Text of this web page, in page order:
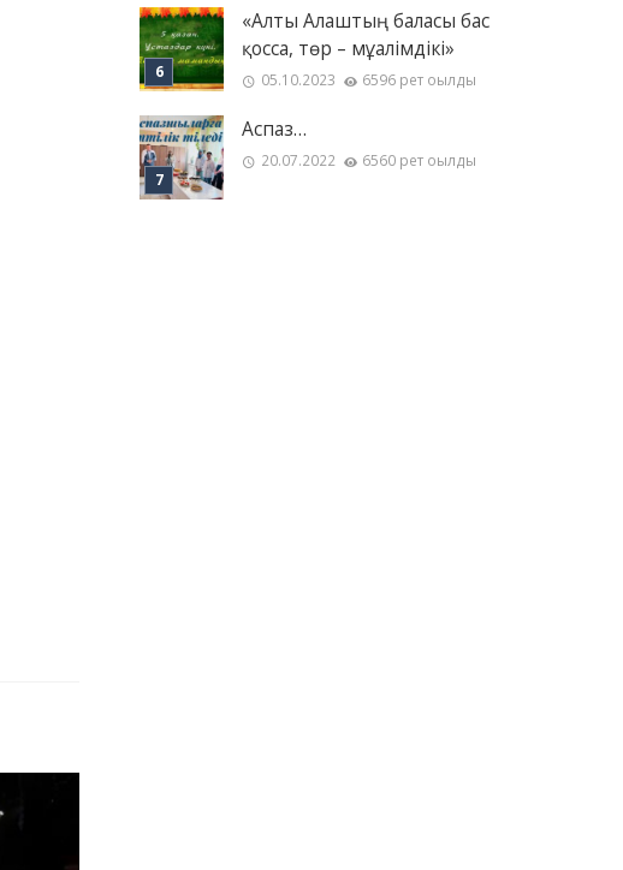
«Алты Алаштың баласы бас
қосса, төр – мұғалімдікі»
05.10.2023 6596 рет оқылды
Аспаз…
20.07.2022 6560 рет оқылды